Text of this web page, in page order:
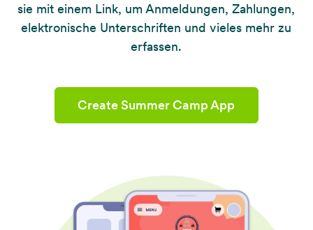
sie mit einem Link, um Anmeldungen, Zahlungen,
elektronische Unterschriften und vieles mehr zu
erfassen.
Create Summer Camp App